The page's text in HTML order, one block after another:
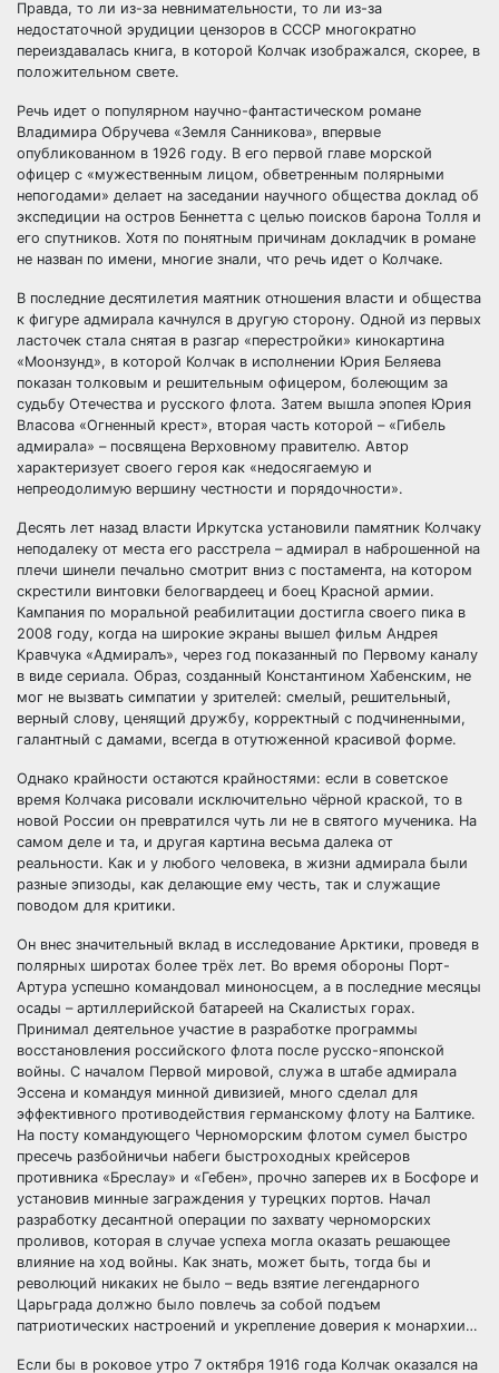
Правда, то ли из-за невнимательности, то ли из-за
недостаточной эрудиции цензоров в СССР многократно
переиздавалась книга, в которой Колчак изображался, скорее, в
положительном свете.
Речь идет о популярном научно-фантастическом романе
Владимира Обручева «Земля Санникова», впервые
опубликованном в 1926 году. В его первой главе морской
офицер с «мужественным лицом, обветренным полярными
непогодами» делает на заседании научного общества доклад об
экспедиции на остров Беннетта с целью поисков барона Толля и
его спутников. Хотя по понятным причинам докладчик в романе
не назван по имени, многие знали, что речь идет о Колчаке.
В последние десятилетия маятник отношения власти и общества
к фигуре адмирала качнулся в другую сторону. Одной из первых
ласточек стала снятая в разгар «перестройки» кинокартина
«Моонзунд», в которой Колчак в исполнении Юрия Беляева
показан толковым и решительным офицером, болеющим за
судьбу Отечества и русского флота. Затем вышла эпопея Юрия
Власова «Огненный крест», вторая часть которой – «Гибель
адмирала» – посвящена Верховному правителю. Автор
характеризует своего героя как «недосягаемую и
непреодолимую вершину честности и порядочности».
Десять лет назад власти Иркутска установили памятник Колчаку
неподалеку от места его расстрела – адмирал в наброшенной на
плечи шинели печально смотрит вниз с постамента, на котором
скрестили винтовки белогвардеец и боец Красной армии.
Кампания по моральной реабилитации достигла своего пика в
2008 году, когда на широкие экраны вышел фильм Андрея
Кравчука «Адмиралъ», через год показанный по Первому каналу
в виде сериала. Образ, созданный Константином Хабенским, не
мог не вызвать симпатии у зрителей: смелый, решительный,
верный слову, ценящий дружбу, корректный с подчиненными,
галантный с дамами, всегда в отутюженной красивой форме.
Однако крайности остаются крайностями: если в советское
время Колчака рисовали исключительно чёрной краской, то в
новой России он превратился чуть ли не в святого мученика. На
самом деле и та, и другая картина весьма далека от
реальности. Как и у любого человека, в жизни адмирала были
разные эпизоды, как делающие ему честь, так и служащие
поводом для критики.
Он внес значительный вклад в исследование Арктики, проведя в
полярных широтах более трёх лет. Во время обороны Порт-
Артура успешно командовал миноносцем, а в последние месяцы
осады – артиллерийской батареей на Скалистых горах.
Принимал деятельное участие в разработке программы
восстановления российского флота после русско-японской
войны. С началом Первой мировой, служа в штабе адмирала
Эссена и командуя минной дивизией, много сделал для
эффективного противодействия германскому флоту на Балтике.
На посту командующего Черноморским флотом сумел быстро
пресечь разбойничьи набеги быстроходных крейсеров
противника «Бреслау» и «Гебен», прочно заперев их в Босфоре и
установив минные заграждения у турецких портов. Начал
разработку десантной операции по захвату черноморских
проливов, которая в случае успеха могла оказать решающее
влияние на ход войны. Как знать, может быть, тогда бы и
революций никаких не было – ведь взятие легендарного
Царьграда должно было повлечь за собой подъем
патриотических настроений и укрепление доверия к монархии…
Если бы в роковое утро 7 октября 1916 года Колчак оказался на